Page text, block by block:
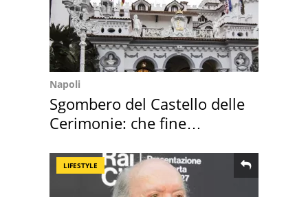
Napoli
Sgombero del Castello delle
Cerimonie: che fine
LIFESTYLE